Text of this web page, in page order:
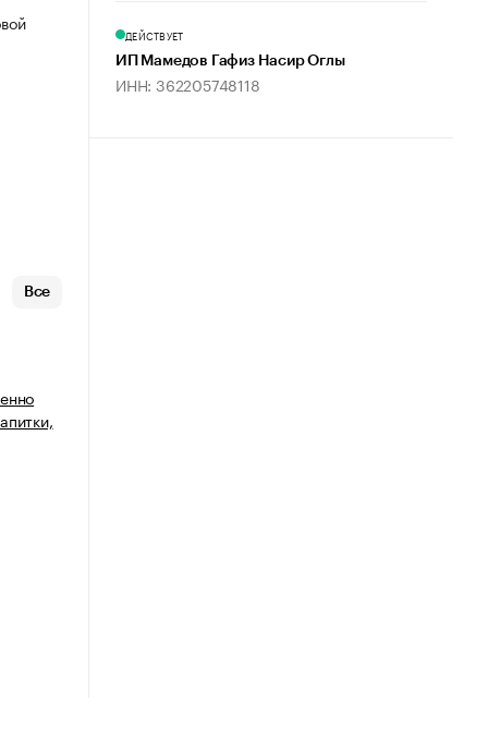
Все
ДЕЙСТВУЕТ
ИП Мамедов Гафиз Насир Оглы
ИНН: 362205748118